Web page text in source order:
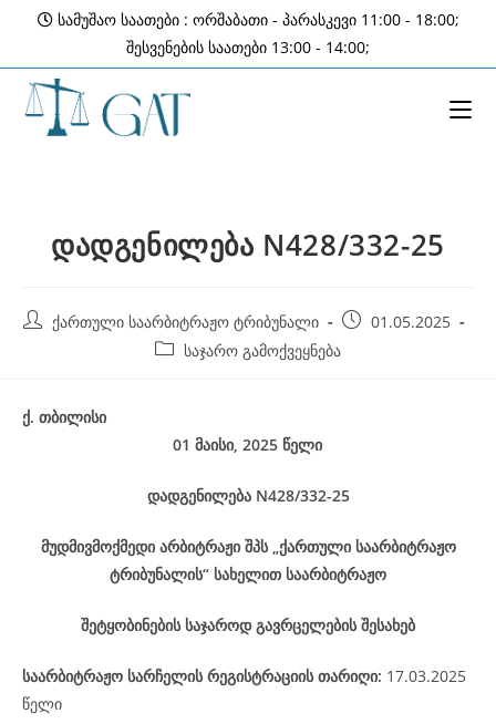
content
სამუშაო საათები : ორშაბათი - პარასკევი 11:00 - 18:00;
შესვენების საათები 13:00 - 14:00;
დადგენილება N428/332-25
Post ქართული საარბიტრაჟო ტრიბუნალი
Post01.05.2025
Post საჯარო გამოქვეყნება
ქ. თბილისი
01 მაისი, 2025 წელი
დადგენილება N428/332-25
მუდმივმოქმედი არბიტრაჟი შპს „ქართული საარბიტრაჟო
ტრიბუნალის“ სახელით საარბიტრაჟო
შეტყობინების საჯაროდ გავრცელების შესახებ
საარბიტრაჟო სარჩელის რეგისტრაციის თარიღი: 17.03.2025
წელი